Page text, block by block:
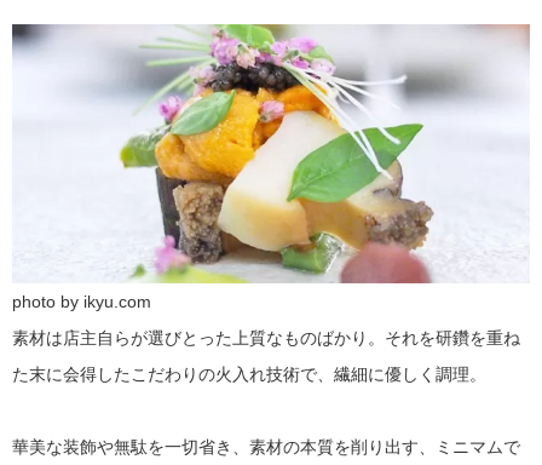
photo by ikyu.com
素材は店主自らが選びとった上質なものばかり。それを研鑽を重ね
た末に会得したこだわりの火入れ技術で、繊細に優しく調理。
華美な装飾や無駄を一切省き、素材の本質を削り出す、ミニマムで